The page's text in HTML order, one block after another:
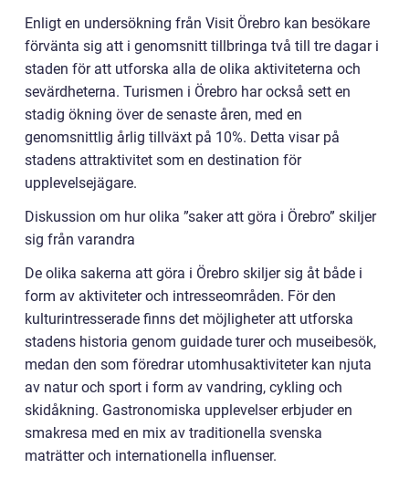
Enligt en undersökning från Visit Örebro kan besökare
förvänta sig att i genomsnitt tillbringa två till tre dagar i
staden för att utforska alla de olika aktiviteterna och
sevärdheterna. Turismen i Örebro har också sett en
stadig ökning över de senaste åren, med en
genomsnittlig årlig tillväxt på 10%. Detta visar på
stadens attraktivitet som en destination för
upplevelsejägare.
Diskussion om hur olika ”saker att göra i Örebro” skiljer
sig från varandra
De olika sakerna att göra i Örebro skiljer sig åt både i
form av aktiviteter och intresseområden. För den
kulturintresserade finns det möjligheter att utforska
stadens historia genom guidade turer och museibesök,
medan den som föredrar utomhusaktiviteter kan njuta
av natur och sport i form av vandring, cykling och
skidåkning. Gastronomiska upplevelser erbjuder en
smakresa med en mix av traditionella svenska
maträtter och internationella influenser.